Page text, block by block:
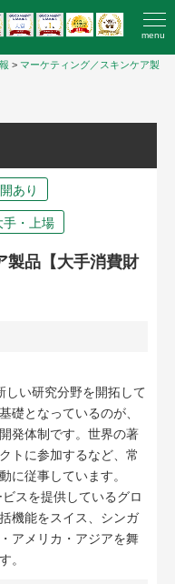
menu
> マーケティング／スキンケア製
あり
手・上場
製品【大手消費財
しい研究分野を開拓して
礎となっているのが、
発体制です。世界の著
トに参加するなど、常
に従事しています。
スを提供しているグロ
機能をスイス、シンガ
アメリカ・アジアを舞
。